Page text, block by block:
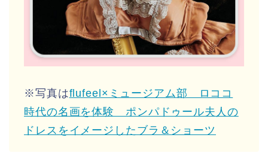
※写真はflufeel×ミュージアム部 ロココ
時代の名画を体験 ポンパドゥール夫人の
ドレスをイメージしたブラ＆ショーツ